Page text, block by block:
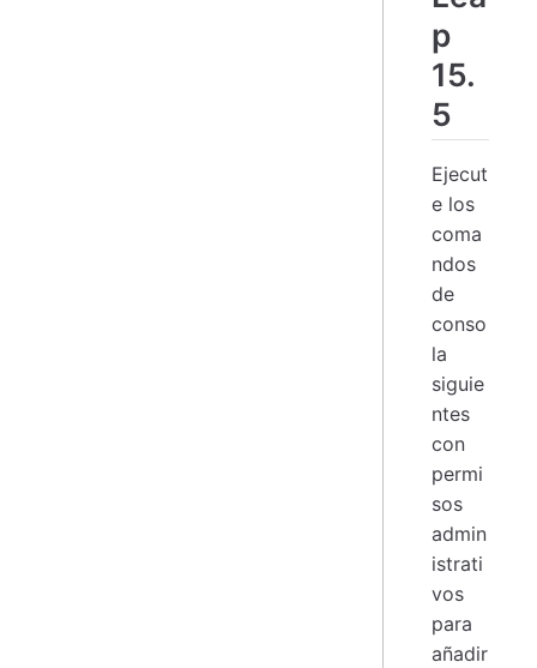
p
15.
5
Ejecut
e los
coma
ndos
de
conso
la
siguie
ntes
con
permi
sos
admin
istrati
vos
para
añadir